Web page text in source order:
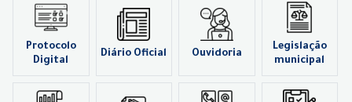
Protocolo
Digital
Diário Oficial Ouvidoria
Legislação
municipal